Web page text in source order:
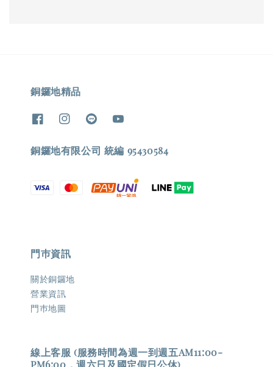
銅鑼地精品
銅鑼地有限公司 統編 95430584
門巿資訊
關於銅鑼地
營業資訊
門巿地圖
線上客服 (服務時間為週一到週五AM11:00-
PM6:00，週六日及國定假日公休)